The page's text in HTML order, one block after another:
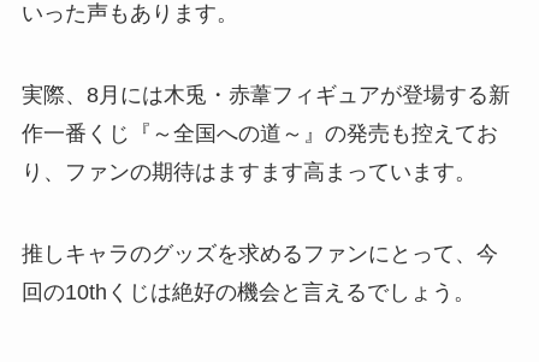
いった声もあります。
実際、8月には木兎・赤葦フィギュアが登場する新
作一番くじ『～全国への道～』の発売も控えてお
り、ファンの期待はますます高まっています。
推しキャラのグッズを求めるファンにとって、今
回の10thくじは絶好の機会と言えるでしょう。